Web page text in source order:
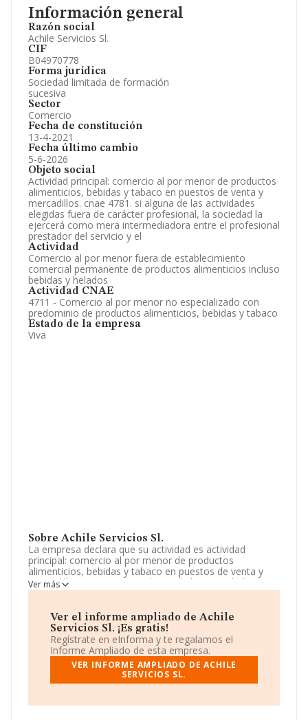
Información general
Razón social
Achile Servicios Sl.
CIF
B04970778
Forma jurídica
Sociedad limitada de formación
sucesiva
Sector
Comercio
Fecha de constitución
13-4-2021
Fecha último cambio
5-6-2026
Objeto social
Actividad principal: comercio al por menor de productos
alimenticios, bebidas y tabaco en puestos de venta y
mercadillos. cnae 4781. si alguna de las actividades
elegidas fuera de carácter profesional, la sociedad la
ejercerá como mera intermediadora entre el profesional
prestador del servicio y el
Actividad
Comercio al por menor fuera de establecimiento
comercial permanente de productos alimenticios incluso
bebidas y helados
Actividad CNAE
4711 - Comercio al por menor no especializado con
predominio de productos alimenticios, bebidas y tabaco
Estado de la empresa
Viva
Sobre Achile Servicios Sl.
La empresa declara que su actividad es actividad
principal: comercio al por menor de productos
alimenticios, bebidas y tabaco en puestos de venta y
mercadillos. cnae 4781. si alguna de las actividades
elegidas fuera de carácter profesional, la sociedad la
prestador del servicio y el. La empresa aparece inscrita
en el Registro Mercantil como Sociedad Limitada. Tiene
CNAE: 4711 - 'Comercio al por menor no especializado
con predominio de productos alimenticios, bebidas y
tabaco'. No realiza actividad de importación y/o
exportación.
B04970778, está situada en Calle Granados núm. 2 Loc,
Ver más
Ver el informe ampliado de Achile
Servicios Sl. ¡Es gratis!
Regístrate en eInforma y te regalamos el
Informe Ampliado de esta empresa.
VER INFORME AMPLIADO DE ACHILE
SERVICIOS SL.
Información oficial y registral complementaria.